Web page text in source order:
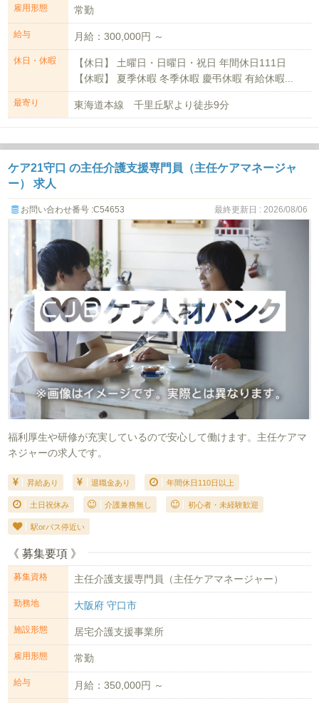
雇用形態 常勤
給与 月給：300,000円 ～
休日・休暇
【休日】 土曜日・日曜日・祝日 年間休日111日
【休暇】 夏季休暇 冬季休暇 慶弔休暇 有給休暇...
最寄り 東海道本線 千里丘駅より徒歩9分
ケア21守口 の主任介護支援専門員（主任ケアマネージャ
ー） 求人
お問い合わせ番号 :C54653 最終更新日 : 2026/08/06
福利厚生や研修が充実しているので安心して働けます。主任ケアマ
ネジャーの求人です。
昇給あり 退職金あり 年間休日110日以上
土日祝休み 介護兼務無し 初心者・未経験歓迎
駅orバス停近い
《 募集要項 》
募集資格 主任介護支援専門員（主任ケアマネージャー）
勤務地 大阪府 守口市
施設形態 居宅介護支援事業所
雇用形態 常勤
給与 月給：350,000円 ～